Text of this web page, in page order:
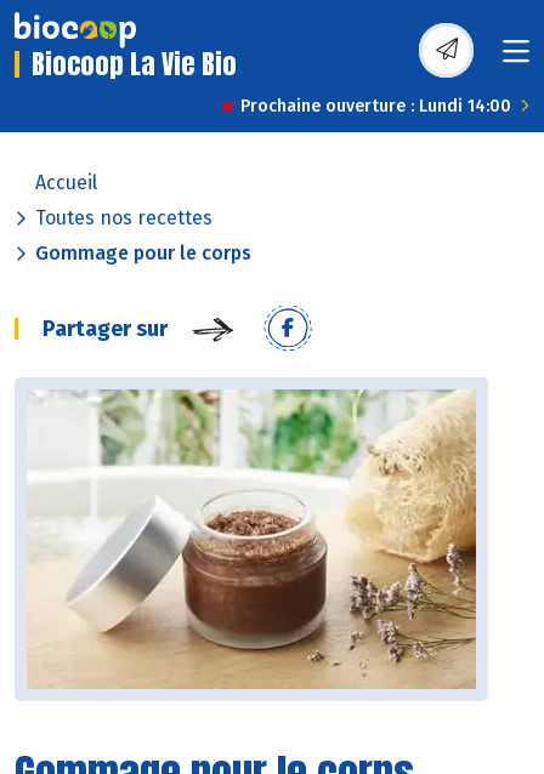
Biocoop La Vie Bio
Prochaine ouverture : Lundi 14:00
Accueil
Toutes nos recettes
Gommage pour le corps
Partager sur